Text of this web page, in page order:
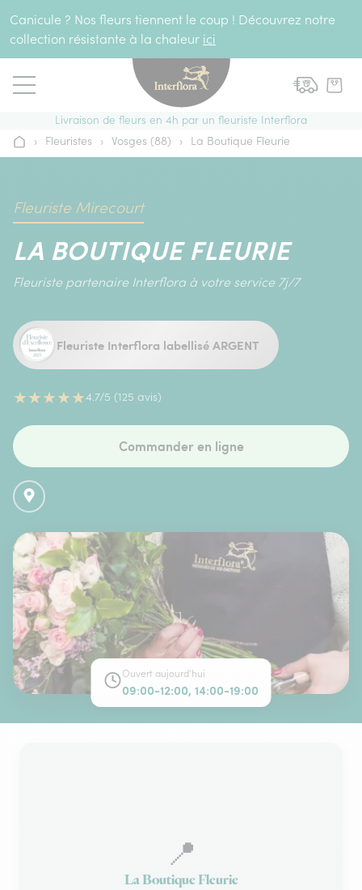
Canicule ? Nos fleurs tiennent le coup ! Découvrez notre
collection résistante à la chaleur ici
Livraison de fleurs en 4h par un fleuriste Interflora
Accueil
› Fleuristes › Vosges (88) › La Boutique Fleurie
Fleuriste Mirecourt
LA BOUTIQUE FLEURIE
Fleuriste partenaire Interflora à votre service 7j/7
Fleuriste Interflora labellisé ARGENT
★★★★★4.7/5 (125 avis)
Commander en ligne
Ouvert aujourd'hui
09:00-12:00, 14:00-19:00
📍
La Boutique Fleurie